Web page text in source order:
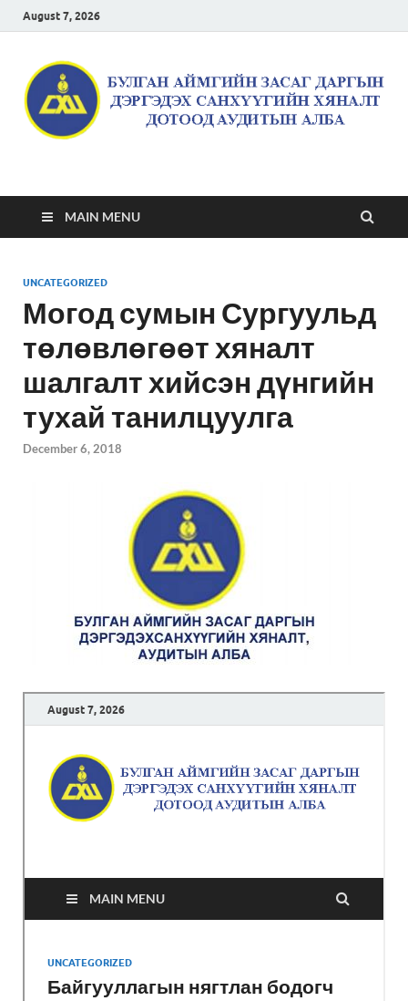
August 7, 2026
Булган аймгийн засаг
даргын дэргэдэх
санхүүгийн хяналт
дотоод аудитын алба
MAIN MENU
UNCATEGORIZED
Могод сумын Сургуульд
төлөвлөгөөт хяналт
шалгалт хийсэн дүнгийн
тухай танилцуулга
December 6, 2018